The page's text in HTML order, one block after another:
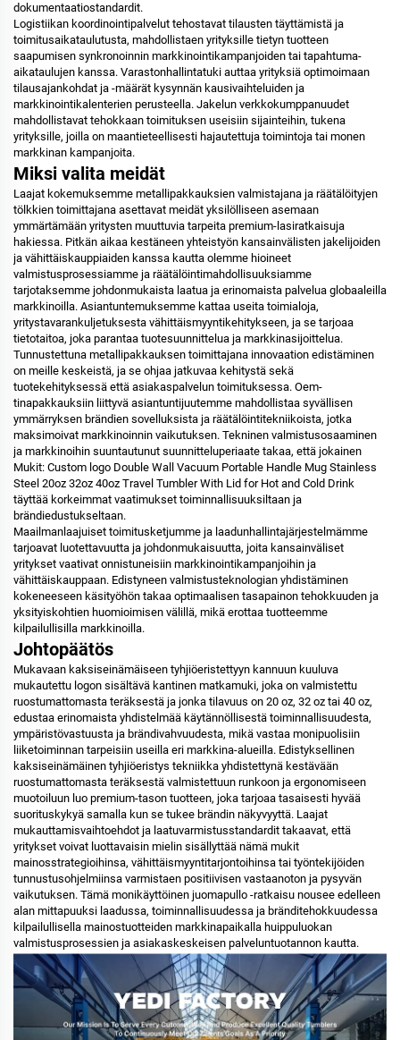
dokumentaatiostandardit.
Logistiikan koordinointipalvelut tehostavat tilausten täyttämistä ja
toimitusaikataulutusta, mahdollistaen yrityksille tietyn tuotteen
saapumisen synkronoinnin markkinointikampanjoiden tai tapahtuma-
aikataulujen kanssa. Varastonhallintatuki auttaa yrityksiä optimoimaan
tilausajankohdat ja -määrät kysynnän kausivaihteluiden ja
markkinointikalenterien perusteella. Jakelun verkkokumppanuudet
mahdollistavat tehokkaan toimituksen useisiin sijainteihin, tukena
yrityksille, joilla on maantieteellisesti hajautettuja toimintoja tai monen
markkinan kampanjoita.
Miksi valita meidät
Laajat kokemuksemme metallipakkauksien valmistajana ja räätälöityjen
tölkkien toimittajana asettavat meidät yksilölliseen asemaan
ymmärtämään yritysten muuttuvia tarpeita premium-lasiratkaisuja
hakiessa. Pitkän aikaa kestäneen yhteistyön kansainvälisten jakelijoiden
ja vähittäiskauppiaiden kanssa kautta olemme hioineet
valmistusprosessiamme ja räätälöintimahdollisuuksiamme
tarjotaksemme johdonmukaista laatua ja erinomaista palvelua globaaleilla
markkinoilla. Asiantuntemuksemme kattaa useita toimialoja,
yritystavarankuljetuksesta vähittäismyyntikehitykseen, ja se tarjoaa
tietotaitoa, joka parantaa tuotesuunnittelua ja markkinasijoittelua.
Tunnustettuna metallipakkauksen toimittajana innovaation edistäminen
on meille keskeistä, ja se ohjaa jatkuvaa kehitystä sekä
tuotekehityksessä että asiakaspalvelun toimituksessa. Oem-
tinapakkauksiin liittyvä asiantuntijuutemme mahdollistaa syvällisen
ymmärryksen brändien sovelluksista ja räätälöintitekniikoista, jotka
maksimoivat markkinoinnin vaikutuksen. Tekninen valmistusosaaminen
ja markkinoihin suuntautunut suunnitteluperiaate takaa, että jokainen
Mukit: Custom logo Double Wall Vacuum Portable Handle Mug Stainless
Steel 20oz 32oz 40oz Travel Tumbler With Lid for Hot and Cold Drink
täyttää korkeimmat vaatimukset toiminnallisuuksiltaan ja
brändiedustukseltaan.
Maailmanlaajuiset toimitusketjumme ja laadunhallintajärjestelmämme
tarjoavat luotettavuutta ja johdonmukaisuutta, joita kansainväliset
yritykset vaativat onnistuneisiin markkinointikampanjoihin ja
vähittäiskauppaan. Edistyneen valmistusteknologian yhdistäminen
kokeneeseen käsityöhön takaa optimaalisen tasapainon tehokkuuden ja
yksityiskohtien huomioimisen välillä, mikä erottaa tuotteemme
kilpailullisilla markkinoilla.
Johtopäätös
Mukavaan kaksiseinämäiseen tyhjiöeristettyyn kannuun kuuluva
mukautettu logon sisältävä kantinen matkamuki, joka on valmistettu
ruostumattomasta teräksestä ja jonka tilavuus on 20 oz, 32 oz tai 40 oz,
edustaa erinomaista yhdistelmää käytännöllisestä toiminnallisuudesta,
ympäristövastuusta ja brändivahvuudesta, mikä vastaa monipuolisiin
liiketoiminnan tarpeisiin useilla eri markkina-alueilla. Edistyksellinen
kaksiseinämäinen tyhjiöeristys tekniikka yhdistettynä kestävään
ruostumattomasta teräksestä valmistettuun runkoon ja ergonomiseen
muotoiluun luo premium-tason tuotteen, joka tarjoaa tasaisesti hyvää
suorituskykyä samalla kun se tukee brändin näkyvyyttä. Laajat
mukauttamisvaihtoehdot ja laatuvarmistusstandardit takaavat, että
yritykset voivat luottavaisin mielin sisällyttää nämä mukit
mainosstrategioihinsa, vähittäismyyntitarjontoihinsa tai työntekijöiden
tunnustusohjelmiinsa varmistaen positiivisen vastaanoton ja pysyvän
vaikutuksen. Tämä monikäyttöinen juomapullo -ratkaisu nousee edelleen
alan mittapuuksi laadussa, toiminnallisuudessa ja bränditehokkuudessa
kilpailullisella mainostuotteiden markkinapaikalla huippuluokan
valmistusprosessien ja asiakaskeskeisen palveluntuotannon kautta.